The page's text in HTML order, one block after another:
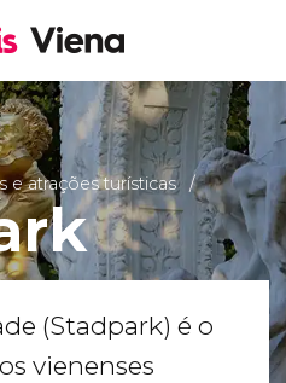
atrações turísticas
(Stadpark) é o
vienenses